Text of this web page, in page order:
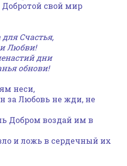
свой мир
Счастья,
и Любви!
дни
обнови!
неси,
за Любовь не жди, не
Добром воздай им в
и ложь в сердечный их